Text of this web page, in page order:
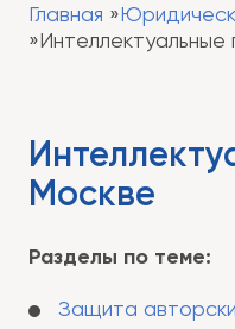
Главная
Интеллектуальные
Москве
Разделы по теме:
Защита